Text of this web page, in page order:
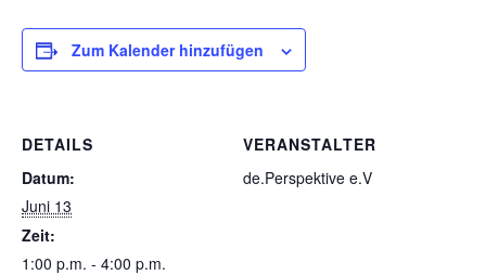
Zum Kalender hinzufügen
DETAILS
Datum:
Juni 13
Zeit:
1:00 p.m. - 4:00 p.m.
VERANSTALTER
de.Perspektive e.V